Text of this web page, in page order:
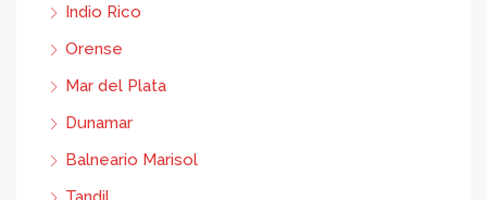
Indio Rico
Orense
Mar del Plata
Dunamar
Balneario Marisol